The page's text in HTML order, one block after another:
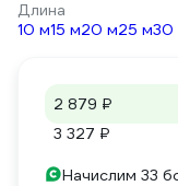
Длина
10 м15 м20 м25 м30
2 879 ₽
3 327 ₽
Начислим 33